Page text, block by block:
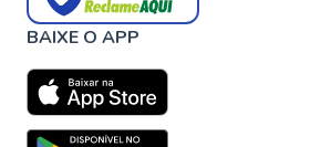
BAIXE O APP